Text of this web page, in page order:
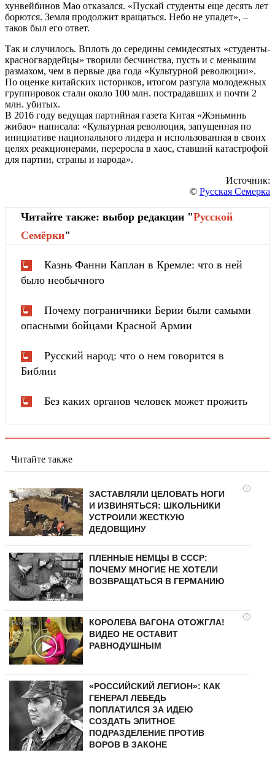
хунвейбинов Мао отказался. «Пускай студенты еще десять лет
борются. Земля продолжит вращаться. Небо не упадет», –
таков был его ответ.
Так и случилось. Вплоть до середины семидесятых «студенты-
красногвардейцы» творили бесчинства, пусть и с меньшим
размахом, чем в первые два года «Культурной революции».
По оценке китайских историков, итогом разгула молодежных
группировок стали около 100 млн. пострадавших и почти 2
млн. убитых.
В 2016 году ведущая партийная газета Китая «Жэньминь
жибао» написала: «Культурная революция, запущенная по
инициативе национального лидера и использованная в своих
целях реакционерами, переросла в хаос, ставший катастрофой
для партии, страны и народа».
Источник:
© Русская Семерка
Читайте также: выбор редакции "Русской
Cемёрки"
Казнь Фанни Каплан в Кремле: что в ней
было необычного
Почему пограничники Берии были самыми
опасными бойцами Красной Армии
Русский народ: что о нем говорится в
Библии
Без каких органов человек может прожить
Читайте также
i
ЗАСТАВЛЯЛИ ЦЕЛОВАТЬ НОГИ
И ИЗВИНЯТЬСЯ: ШКОЛЬНИКИ
УСТРОИЛИ ЖЕСТКУЮ
ДЕДОВЩИНУ
ПЛЕННЫЕ НЕМЦЫ В СССР:
ПОЧЕМУ МНОГИЕ НЕ ХОТЕЛИ
ВОЗВРАЩАТЬСЯ В ГЕРМАНИЮ
i
КОРОЛЕВА ВАГОНА ОТОЖГЛА!
ВИДЕО НЕ ОСТАВИТ
РАВНОДУШНЫМ
«РОССИЙСКИЙ ЛЕГИОН»: КАК
ГЕНЕРАЛ ЛЕБЕДЬ
ПОПЛАТИЛСЯ ЗА ИДЕЮ
СОЗДАТЬ ЭЛИТНОЕ
ПОДРАЗДЕЛЕНИЕ ПРОТИВ
ВОРОВ В ЗАКОНЕ